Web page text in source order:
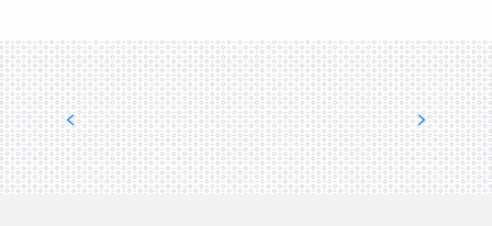
COEUR DE FRANCE EN FÊTE